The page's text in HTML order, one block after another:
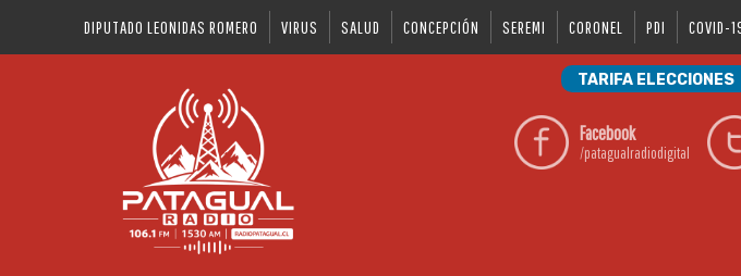
DIPUTADO LEONIDAS ROMERO VIRUS SALUD CONCEPCIÓN SEREMI CORONEL PDI COVID-
TARIFA ELECCIONES
Facebook
/patagualradiodigital